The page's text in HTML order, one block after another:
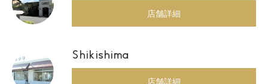
店舗詳細
Shikishima
店舗詳細